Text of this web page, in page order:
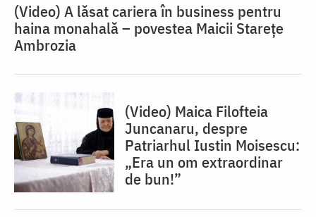
(Video) A lăsat cariera în business pentru
haina monahală – povestea Maicii Starețe
Ambrozia
(Video) Maica Filofteia
Juncanaru, despre
Patriarhul Iustin Moisescu:
„Era un om extraordinar
de bun!”